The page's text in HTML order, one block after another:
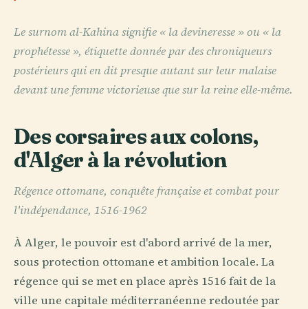
Le surnom al-Kahina signifie « la devineresse » ou « la
prophétesse », étiquette donnée par des chroniqueurs
postérieurs qui en dit presque autant sur leur malaise
devant une femme victorieuse que sur la reine elle-même.
Des corsaires aux colons,
d'Alger à la révolution
Régence ottomane, conquête française et combat pour
l'indépendance, 1516-1962
À Alger, le pouvoir est d'abord arrivé de la mer,
sous protection ottomane et ambition locale. La
régence qui se met en place après 1516 fait de la
ville une capitale méditerranéenne redoutée par